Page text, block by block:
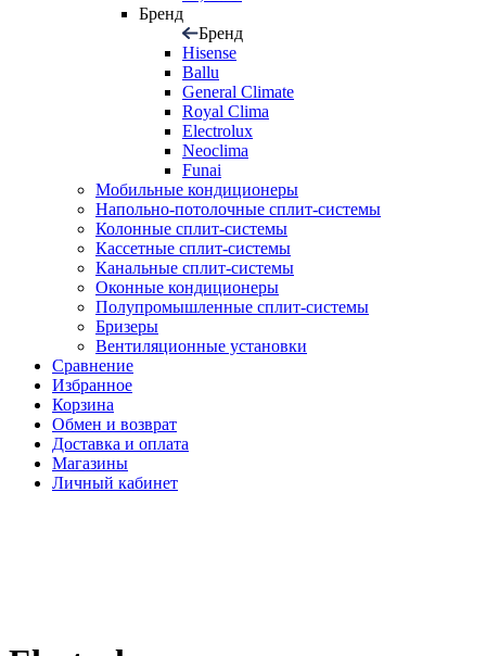
Бренд
Бренд
Hisense
Ballu
General Climate
Royal Clima
Electrolux
Neoclima
Funai
Мобильные кондиционеры
Напольно-потолоч​ные ​сплит-системы
Колонные ​​сплит-системы
Кассетные сплит-системы
Канальные сплит-системы
Оконные кондиционеры
Полупромышленные сплит-системы
Бризеры
Вентиляционные установки
Сравнение
Избранное
Корзина
Обмен и возврат
Доставка и оплата
Магазины
Личный кабинет